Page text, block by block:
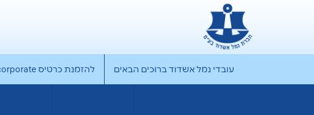
עובדי נמל אשדוד ברוכים הבאים להזמנת כרטיס corporate